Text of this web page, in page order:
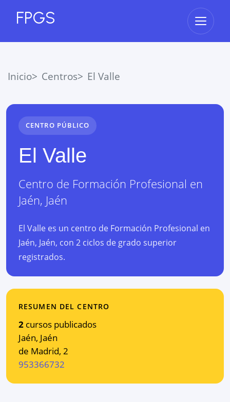
FPGS Abrir
Inicio Centros El Valle
CENTRO PÚBLICO
El Valle
Centro de Formación Profesional en
Jaén, Jaén
El Valle es un centro de Formación Profesional en
Jaén, Jaén, con 2 ciclos de grado superior
registrados.
RESUMEN DEL CENTRO
2 cursos publicados
Jaén, Jaén
de Madrid, 2
953366732